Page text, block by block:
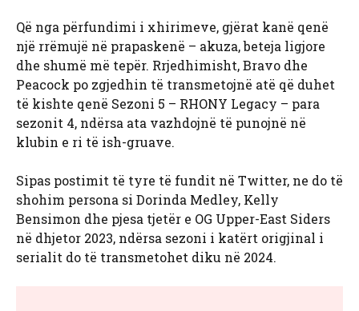
Që nga përfundimi i xhirimeve, gjërat kanë qenë
një rrëmujë në prapaskenë – akuza, beteja ligjore
dhe shumë më tepër. Rrjedhimisht, Bravo dhe
Peacock po zgjedhin të transmetojnë atë që duhet
të kishte qenë Sezoni 5 – RHONY Legacy – para
sezonit 4, ndërsa ata vazhdojnë të punojnë në
klubin e ri të ish-gruave.
Sipas postimit të tyre të fundit në Twitter, ne do të
shohim persona si Dorinda Medley, Kelly
Bensimon dhe pjesa tjetër e OG Upper-East Siders
në dhjetor 2023, ndërsa sezoni i katërt origjinal i
serialit do të transmetohet diku në 2024.